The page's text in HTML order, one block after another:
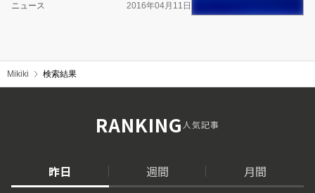
ニュース 2016年04月11日
Mikiki 検索結果
RANKING人気記事
昨日 週間 月間